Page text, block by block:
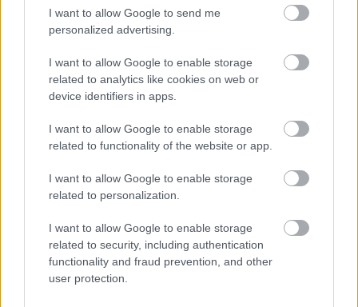
I want to allow Google to send me
personalized advertising.
I want to allow Google to enable storage
related to analytics like cookies on web or
device identifiers in apps.
I want to allow Google to enable storage
related to functionality of the website or app.
I want to allow Google to enable storage
related to personalization.
I want to allow Google to enable storage
related to security, including authentication
functionality and fraud prevention, and other
user protection.
Újabb ígéretes játék indult
teljes szerverleállással
2020 március 30. 13:39
Ahogy az ilyenkor lenni szokott, a Last Oasis
fejlesztői sem voltak felkészülve a nagy
érdeklődésre, és készek visszaadni mindenki
pénzét.